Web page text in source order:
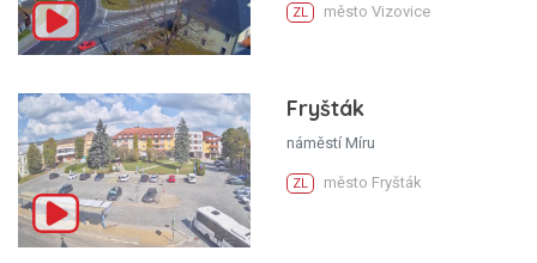
ZL město Vizovice
Fryšták
náměstí Míru
ZL město Fryšták